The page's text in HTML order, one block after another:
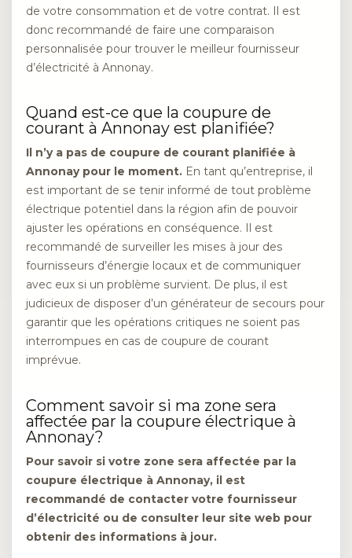
de votre consommation et de votre contrat. Il est
donc recommandé de faire une comparaison
personnalisée pour trouver le meilleur fournisseur
d’électricité à Annonay.
Quand est-ce que la coupure de
courant à Annonay est planifiée?
Il n’y a pas de coupure de courant planifiée à
Annonay pour le moment. En tant qu’entreprise, il
est important de se tenir informé de tout problème
électrique potentiel dans la région afin de pouvoir
ajuster les opérations en conséquence. Il est
recommandé de surveiller les mises à jour des
fournisseurs d’énergie locaux et de communiquer
avec eux si un problème survient. De plus, il est
judicieux de disposer d’un générateur de secours pour
garantir que les opérations critiques ne soient pas
interrompues en cas de coupure de courant
imprévue.
Comment savoir si ma zone sera
affectée par la coupure électrique à
Annonay?
Pour savoir si votre zone sera affectée par la
coupure électrique à Annonay, il est
recommandé de contacter votre fournisseur
d’électricité ou de consulter leur site web pour
obtenir des informations à jour.